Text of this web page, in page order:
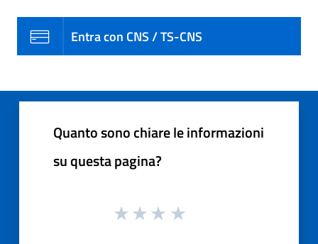
Entra con CNS / TS-CNS
Quanto sono chiare le informazioni
su questa pagina?